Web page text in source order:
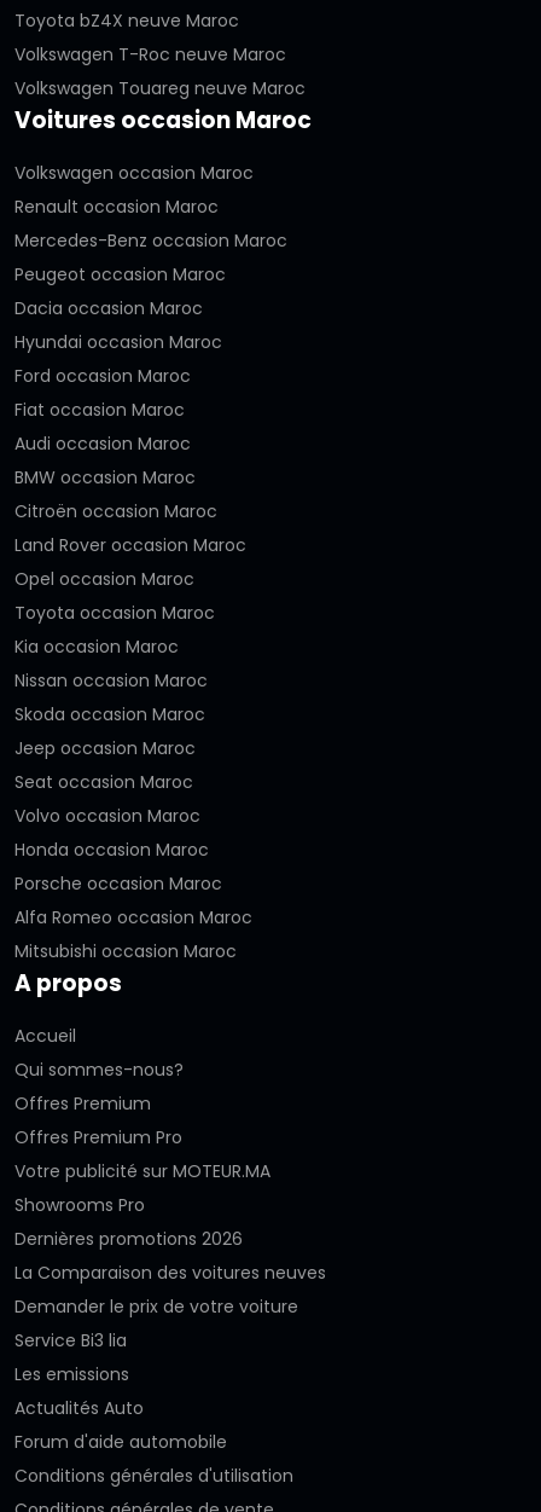
Toyota bZ4X neuve Maroc
Volkswagen T-Roc neuve Maroc
Volkswagen Touareg neuve Maroc
Voitures occasion Maroc
Volkswagen occasion Maroc
Renault occasion Maroc
Mercedes-Benz occasion Maroc
Peugeot occasion Maroc
Dacia occasion Maroc
Hyundai occasion Maroc
Ford occasion Maroc
Fiat occasion Maroc
Audi occasion Maroc
BMW occasion Maroc
Citroën occasion Maroc
Land Rover occasion Maroc
Opel occasion Maroc
Toyota occasion Maroc
Kia occasion Maroc
Nissan occasion Maroc
Skoda occasion Maroc
Jeep occasion Maroc
Seat occasion Maroc
Volvo occasion Maroc
Honda occasion Maroc
Porsche occasion Maroc
Alfa Romeo occasion Maroc
Mitsubishi occasion Maroc
A propos
Accueil
Qui sommes-nous?
Offres Premium
Offres Premium Pro
Votre publicité sur MOTEUR.MA
Showrooms Pro
Dernières promotions 2026
La Comparaison des voitures neuves
Demander le prix de votre voiture
Service Bi3 lia
Les emissions
Actualités Auto
Forum d'aide automobile
Conditions générales d'utilisation